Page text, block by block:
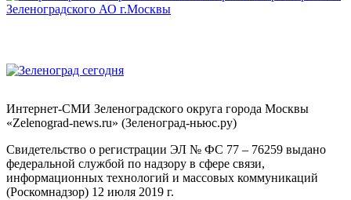
Интернет-СМИ Зеленоградского округа города Москвы
«Zelenograd-news.ru» (Зеленоград-ньюс.ру)
Свидетельство о регистрации ЭЛ № ФС 77 – 76259 выдано
федеральной службой по надзору в сфере связи,
информационных технологий и массовых коммуникаций
(Роскомнадзор) 12 июля 2019 г.